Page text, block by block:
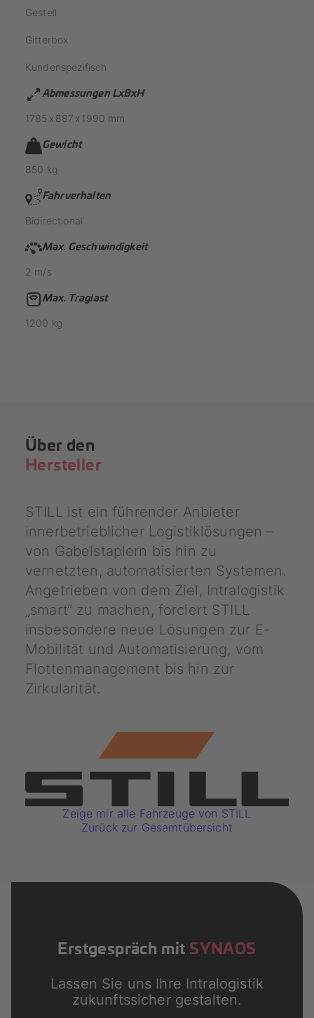
Gestell
Gitterbox
Kundenspezifisch
Abmessungen LxBxH
1785 x 887 x 1990 mm
Gewicht
850 kg
Fahrverhalten
Bidirectional
Max. Geschwindigkeit
2 m/s
Max. Traglast
1200 kg
Über den
Hersteller
STILL ist ein führender Anbieter
innerbetrieblicher Logistiklösungen –
von Gabelstaplern bis hin zu
vernetzten, automatisierten Systemen.
Angetrieben von dem Ziel, Intralogistik
„smart“ zu machen, forciert STILL
insbesondere neue Lösungen zur E-
Mobilität und Automatisierung, vom
Flottenmanagement bis hin zur
Zirkularität.
Zeige mir alle Fahrzeuge von STILL
Zurück zur Gesamtübersicht
Erstgespräch mit SYNAOS
Lassen Sie uns Ihre Intralogistik
zukunftssicher gestalten.